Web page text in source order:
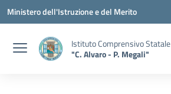
Vai ai contenuti
Vai al menu di navigazione
Vai al footer
Ministero dell'Istruzione e del Merito
Istituto Comprensivo Statale
"C. Alvaro - P. Megali"